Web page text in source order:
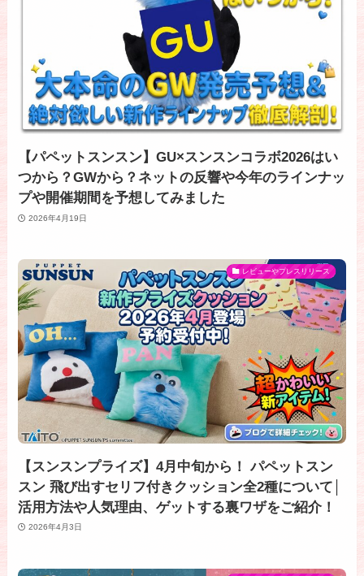
【パペットスンスン】GU×スンスンコラボ2026はい
つから？GWから？ネットの反響や今年のラインナッ
プや開催期間を予想してみました
2026年4月19日
レビューやプレスリリース
【スンスンプライズ】4月中旬から！ パペットスン
スン 飛び出すセリフ付きクッション全2種について│
活用方法や人気理由、ゲットする裏ワザをご紹介！
2026年4月3日